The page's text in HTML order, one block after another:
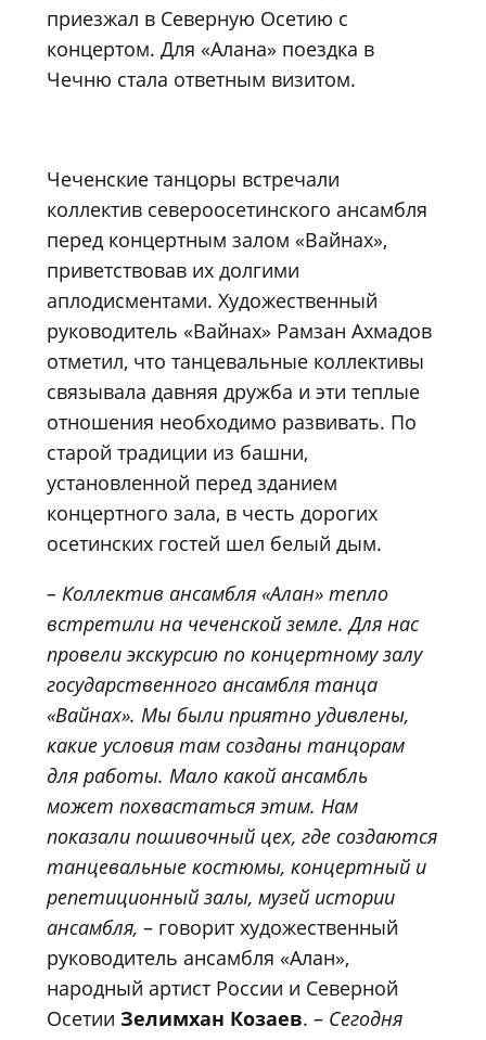
приезжал в Северную Осетию с
концертом. Для «Алана» поездка в
Чечню стала ответным визитом.
Чеченские танцоры встречали
коллектив североосетинского ансамбля
перед концертным залом «Вайнах»,
приветствовав их долгими
аплодисментами. Художественный
руководитель «Вайнах» Рамзан Ахмадов
отметил, что танцевальные коллективы
связывала давняя дружба и эти теплые
отношения необходимо развивать. По
старой традиции из башни,
установленной перед зданием
концертного зала, в честь дорогих
осетинских гостей шел белый дым.
– Коллектив ансамбля «Алан» тепло
встретили на чеченской земле. Для нас
провели экскурсию по концертному залу
государственного ансамбля танца
«Вайнах». Мы были приятно удивлены,
какие условия там созданы танцорам
для работы. Мало какой ансамбль
может похвастаться этим. Нам
показали пошивочный цех, где создаются
танцевальные костюмы, концертный и
репетиционный залы, музей истории
ансамбля, – говорит художественный
руководитель ансамбля «Алан»,
народный артист России и Северной
Осетии Зелимхан Козаев. – Сегодня